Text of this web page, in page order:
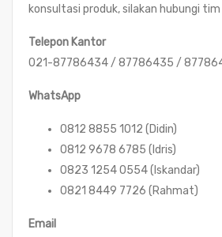
konsultasi produk, silakan hubungi tim
Telepon Kantor
021-87786434 / 87786435 /
WhatsApp
0812 8855 1012 (Didin)
0812 9678 6785 (Idris)
0823 1254 0554 (Iskandar)
0821 8449 7726 (Rahmat)
Email